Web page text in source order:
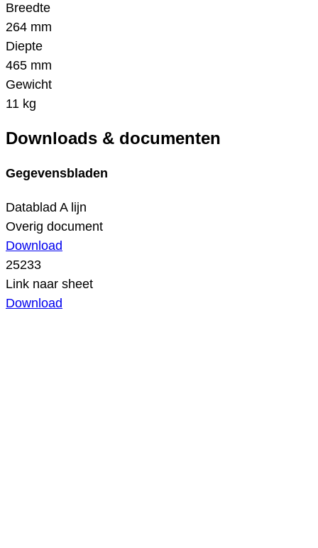
Breedte
264 mm
Diepte
465 mm
Gewicht
11 kg
Downloads & documenten
Gegevensbladen
Datablad A lijn
Overig document
Download
25233
Link naar sheet
Download